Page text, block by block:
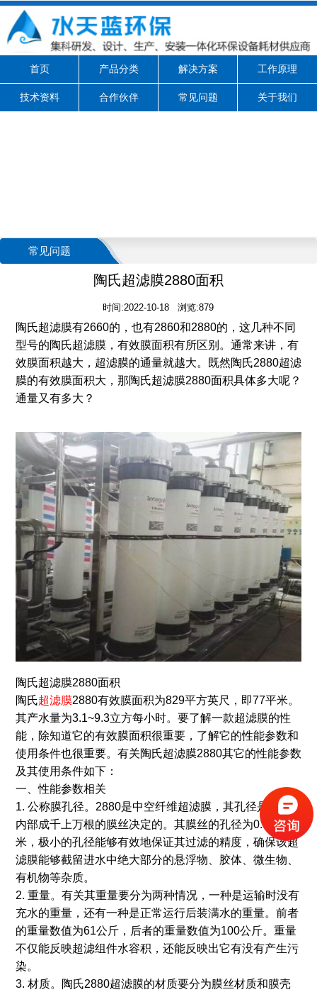
首页 产品分类 解决方案 工作原理
技术资料 合作伙伴 常见问题 关于我们
常见问题
陶氏超滤膜2880面积
时间:2022-10-18 浏览:879
陶氏超滤膜有2660的，也有2860和2880的，这几种不同
型号的陶氏超滤膜，有效膜面积有所区别。通常来讲，有
效膜面积越大，超滤膜的通量就越大。既然陶氏2880超滤
膜的有效膜面积大，那陶氏超滤膜2880面积具体多大呢？
通量又有多大？
陶氏超滤膜2880面积
陶氏超滤膜2880有效膜面积为829平方英尺，即77平米。
其产水量为3.1~9.3立方每小时。要了解一款超滤膜的性
能，除知道它的有效膜面积很重要，了解它的性能参数和
使用条件也很重要。有关陶氏超滤膜2880其它的性能参数
及其使用条件如下：
一、性能参数相关
1. 公称膜孔径。2880是中空纤维超滤膜，其孔径是由它
内部成千上万根的膜丝决定的。其膜丝的孔径为0.03微
米，极小的孔径能够有效地保证其过滤的精度，确保该超
滤膜能够截留进水中绝大部分的悬浮物、胶体、微生物、
有机物等杂质。
2. 重量。有关其重量要分为两种情况，一种是运输时没有
充水的重量，还有一种是正常运行后装满水的重量。前者
的重量数值为61公斤，后者的重量数值为100公斤。重量
不仅能反映超滤组件水容积，还能反映出它有没有产生污
染。
3. 材质。陶氏2880超滤膜的材质要分为膜丝材质和膜壳